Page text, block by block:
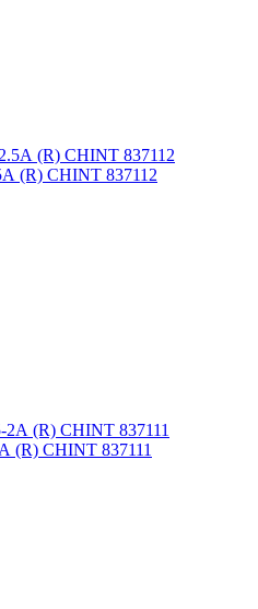
(R) CHINT 837112
(R) CHINT 837111